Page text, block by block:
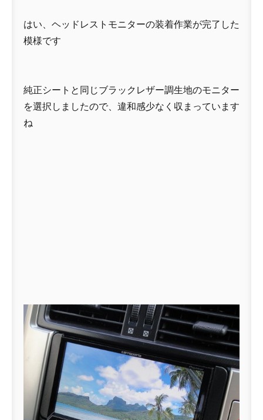
はい、ヘッドレストモニターの装着作業が完了した
模様です
純正シートと同じブラックレザー調生地のモニター
を選択しましたので、違和感少なく収まっています
ね